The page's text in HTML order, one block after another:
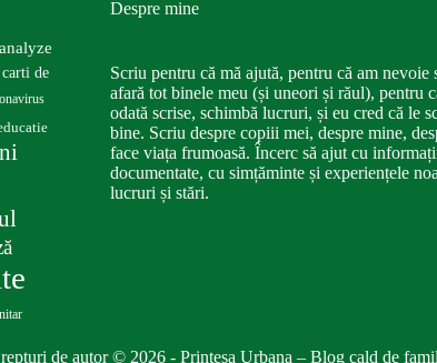
analyze
carti de
Despre mine
Scriu pentru că mă ajută, pentru că am nevoie
afară tot binele meu (și uneori și răul), pentru
odată scrise, schimbă lucruri, și eu cred că le
bine. Scriu despre copiii mei, despre mine,
face viața frumoasă. Încerc să ajut cu
documentate, cu simțăminte și experiențele
lucruri și stări.
de autor © 2026 - Printesa Urbana – Blog cald de